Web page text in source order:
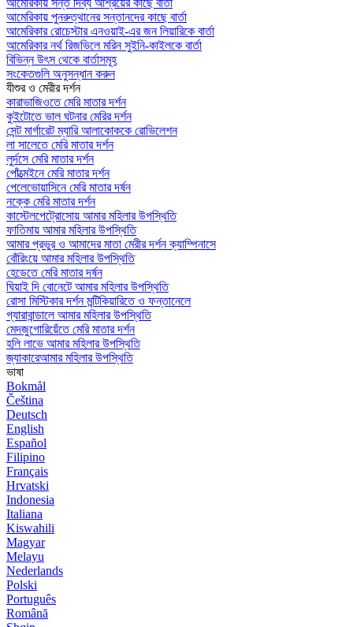
আমেরিকায় পুনরুত্থানের সন্তানদের কাছে বার্তা
আমেরিকার রোচেস্টার এনওয়াই-এর জন লিয়ারিকে বার্তা
আমেরিকার নর্থ রিজভিলে মরিন সুইনি-কাইলকে বার্তা
বিভিন্ন উৎস থেকে বার্তাসমূহ
সংকেতগুলি অনুসন্ধান করুন
যীশুর ও মেরীর দর্শন
কারাভাজিওতে মেরি মাতার দর্শন
কুইটোতে ভাল ঘটনার মেরির দর্শন
সেন্ট মার্গারেট ম্যারি আলাকোককে রোভিলেশন
লা সালেতে মেরি মাতার দর্শন
লুর্দসে মেরি মাতার দর্শন
পোঁত্মেইনে মেরি মাতার দর্শন
পেলেভোয়াসিনে মেরি মাতার দর্ষন
নক্কে মেরি মাতার দর্শন
কাস্টেলপেট্রোসোয় আমার মহিলার উপস্থিতি
ফাতিমায় আমার মহিলার উপস্থিতি
আমার প্রভুর ও আমাদের মাতা মেরীর দর্শন ক্যাম্পিনাসে
বোঁরিংয়ে আমার মহিলার উপস্থিতি
হেডেতে মেরি মাতার দর্ষন
ঘিয়াই দি বোনেটে আমার মহিলার উপস্থিতি
রোসা মিস্টিকার দর্শন মন্টিকিয়ারিতে ও ফন্তানেলে
গ্যারাবান্ডালে আমার মহিলার উপস্থিতি
মেদজুগোরিয়েঁতে মেরি মাতার দর্শন
হলি লাভে আমার মহিলার উপস্থিতি
জ্যাকারেআমার মহিলার উপস্থিতি
ভাষা
Bokmål
Čeština
Deutsch
English
Español
Filipino
Français
Hrvatski
Indonesia
Italiana
Kiswahili
Magyar
Melayu
Nederlands
Polski
Português
Română